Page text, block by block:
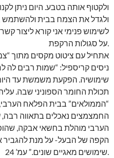
ולקטוף אותה בטבע. היום ניתן
ולגדל את הצמח בבית ולהשתמש
לשימוש פנימי אני קורא ליצור
על סגולות הרקפת.
אתחיל עם ציטוט מקסים מתוך
ניסים קריספיל: “שמות רבים לה
שימושיה. הפקעת משמשת עד
תכולת החומר הספוניני שבה.
“הממולאים” בבית הפלאח
החמצמצים נאכלים בתאווה רבה,
הערבי מוהלת בחשאי אבקה,
הקפה של הבעל- על מנת להגביר
שימושים מאגיים שונים.” עמ’ 24.